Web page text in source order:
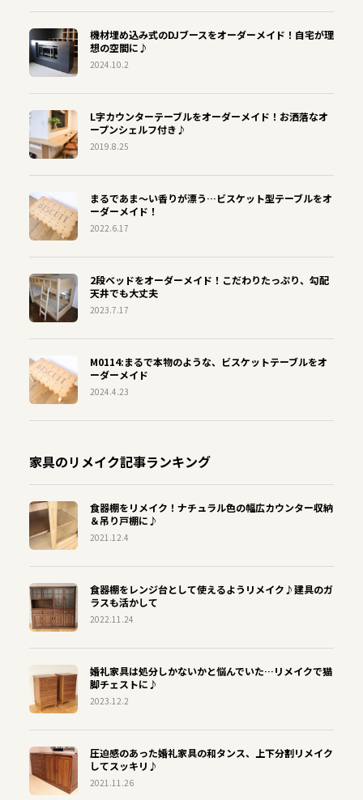
機材埋め込み式のDJブースをオーダーメイド！自宅が理
想の空間に♪
2024.10.2
L字カウンターテーブルをオーダーメイド！お洒落なオ
ープンシェルフ付き♪
2019.8.25
まるであま〜い香りが漂う…ビスケット型テーブルをオ
ーダーメイド！
2022.6.17
2段ベッドをオーダーメイド！こだわりたっぷり、勾配
天井でも大丈夫
2023.7.17
M0114:まるで本物のような、ビスケットテーブルをオ
ーダーメイド
2024.4.23
家具のリメイク記事ランキング
食器棚をリメイク！ナチュラル色の幅広カウンター収納
＆吊り戸棚に♪
2021.12.4
食器棚をレンジ台として使えるようリメイク♪建具のガ
ラスも活かして
2022.11.24
婚礼家具は処分しかないかと悩んでいた…リメイクで猫
脚チェストに♪
2023.12.2
圧迫感のあった婚礼家具の和タンス、上下分割リメイク
してスッキリ♪
2021.11.26